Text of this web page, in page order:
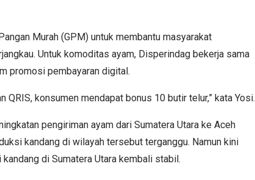
Murah (GPM) untuk membantu masyarakat
Untuk komoditas ayam, Disperindag bekerja sama
promosi pembayaran digital.
QRIS, konsumen mendapat bonus 10 butir telur,” kata Yosi.
pengiriman ayam dari Sumatera Utara ke Aceh
kandang di wilayah tersebut terganggu. Namun kini
di Sumatera Utara kembali stabil.